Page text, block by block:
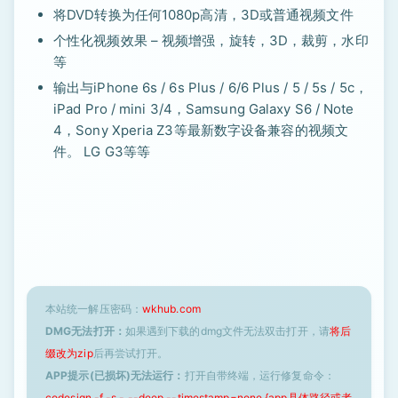
将DVD转换为任何1080p高清，3D或普通视频文件
个性化视频效果 – 视频增强，旋转，3D，裁剪，水印
等
输出与iPhone 6s / 6s Plus / 6/6 Plus / 5 / 5s / 5c，
iPad Pro / mini 3/4，Samsung Galaxy S6 / Note
4，Sony Xperia Z3等最新数字设备兼容的视频文
件。 LG G3等等
本站统一解压密码： wkhub.com
DMG无法打开： 如果遇到下载的dmg文件无法双击打开，请将后
缀改为zip后再尝试打开。
APP提示(已损坏)无法运行： 打开自带终端，运行修复命令：